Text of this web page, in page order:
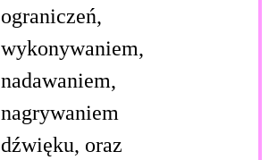
ograniczeń,
wykonywaniem,
nadawaniem,
nagrywaniem
dźwięku, oraz